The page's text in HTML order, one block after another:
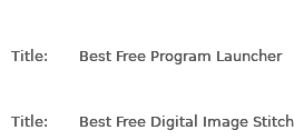
Title: Best Free Program Launcher
Title: Best Free Digital Image